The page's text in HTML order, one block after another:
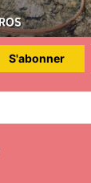
S'abonner